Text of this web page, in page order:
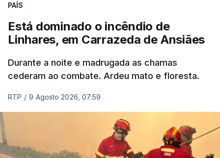
PAÍS
Está dominado o incêndio de
Linhares, em Carrazeda de Ansiães
Durante a noite e madrugada as chamas
cederam ao combate. Ardeu mato e floresta.
RTP / 9 Agosto 2026, 07:59